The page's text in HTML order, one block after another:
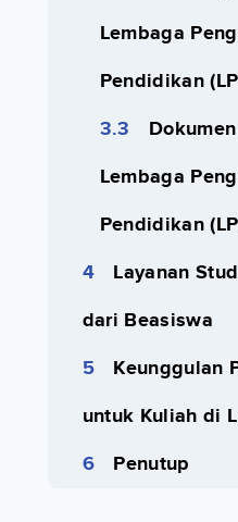
Lembaga
Pendidikan
Lembaga
Pendidikan
Layanan
dari Beasiswa
Keunggulan
untuk Kuliah di
Penutup